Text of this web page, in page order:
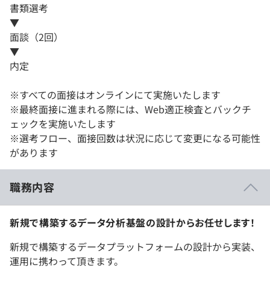
書類選考
▼
面談（2回）
▼
内定
※すべての面接はオンラインにて実施いたします
※最終面接に進まれる際には、Web適正検査とバックチ
ェックを実施いたします
※選考フロー、面接回数は状況に応じて変更になる可能性
があります
職務内容
新規で構築するデータ分析基盤の設計からお任せします！
新規で構築するデータプラットフォームの設計から実装、
運用に携わって頂きます。